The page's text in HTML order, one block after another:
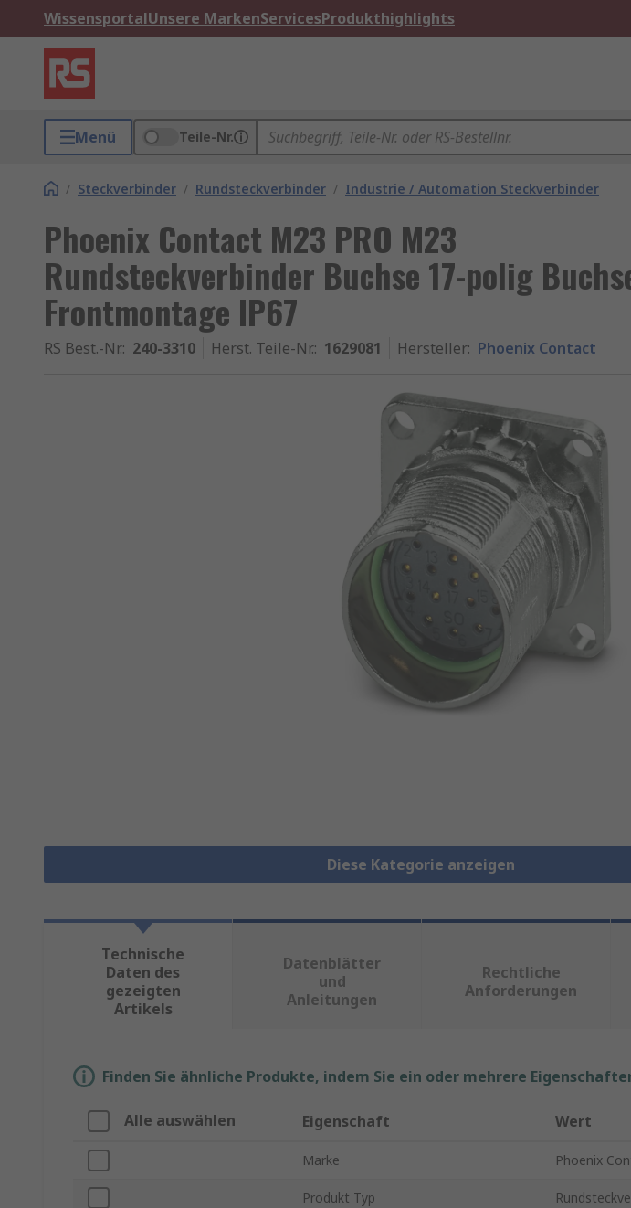
WissensportalUnsere MarkenServicesProdukthighlights
Menü Teile-Nr.
/ Steckverbinder / Rundsteckverbinder / Industrie / Automation Steckverbinder
Phoenix Contact M23 PRO M23
Rundsteckverbinder Buchse 17-polig
Frontmontage IP67
RS Best.-Nr.: 240-3310 Herst. Teile-Nr.: 1629081 Hersteller: Phoenix Contact
Diese Kategorie anzeigen
Technische
Daten des
gezeigten
Artikels
Datenblätter
und
Anleitungen
Rechtliche
Anforderungen
Finden Sie ähnliche Produkte, indem Sie ein oder mehrere
Alle auswählen Eigenschaft Wert
Marke Phoenix
Produkt Typ